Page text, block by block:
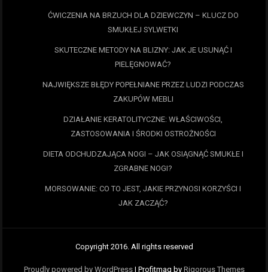
ĆWICZENIA NA BRZUCH DLA DZIEWCZYN – KLUCZ DO
SMUKŁEJ SYLWETKI
SKUTECZNE METODY NA BLIZNY: JAK JE USUNĄĆ I
PIELĘGNOWAĆ?
NAJWIĘKSZE BŁĘDY POPEŁNIANE PRZEZ LUDZI PODCZAS
ZAKUPÓW MEBLI
DZIAŁANIE KERATOLITYCZNE: WŁAŚCIWOŚCI,
ZASTOSOWANIA I ŚRODKI OSTROŻNOŚCI
DIETA ODCHUDZAJĄCA NOGI – JAK OSIĄGNĄĆ SMUKŁE I
ZGRABNE NOGI?
MORSOWANIE: CO TO JEST, JAKIE PRZYNOSI KORZYŚCI I
JAK ZACZĄĆ?
Copyright 2016. All rights reserved
Proudly powered by WordPress | Profitmag by Rigorous Themes